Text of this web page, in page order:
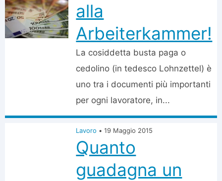
alla
Arbeiterkammer!
La cosiddetta busta paga o
cedolino (in tedesco Lohnzettel) è
uno tra i documenti più importanti
per ogni lavoratore, in...
Lavoro • 19 Maggio 2015
Quanto
guadagna un